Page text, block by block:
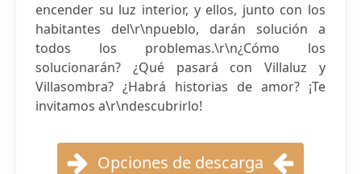
encender su luz interior, y ellos, junto con los
habitantes del\r\npueblo, darán solución a
todos los problemas.\r\n¿Cómo los
solucionarán? ¿Qué pasará con Villaluz y
Villasombra? ¿Habrá historias de amor? ¡Te
invitamos a\r\ndescubrirlo!
Opciones de descarga